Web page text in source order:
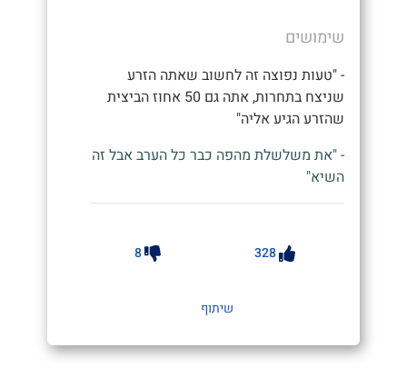
שימושים
- "טעות נפוצה זה לחשוב שאתה הזרע
שניצח בתחרות, אתה גם 50 אחוז הביצית
שהזרע הגיע אליה"
- "את משלשלת מהפה כבר כל הערב אבל זה
השיא"
328
8
שיתוף